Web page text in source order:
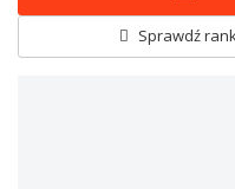
Sprawdź